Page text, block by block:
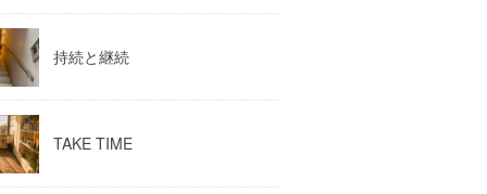
持続と継続
TAKE TIME